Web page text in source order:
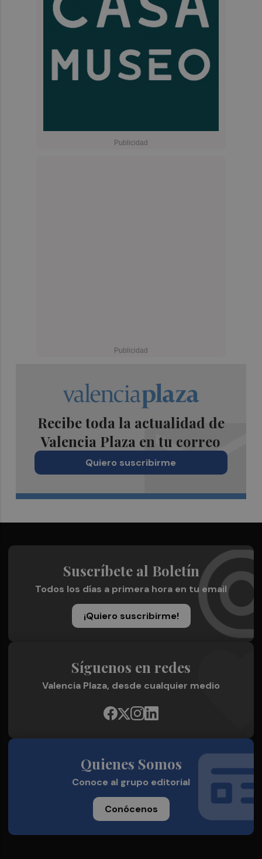
Recibe toda la actualidad de
Valencia Plaza en tu correo
Quiero suscribirme
Suscríbete al Boletín
Todos los días a primera hora en tu email
¡Quiero suscribirme!
Síguenos en redes
Valencia Plaza, desde cualquier medio
Quienes Somos
Conoce al grupo editorial
Conócenos